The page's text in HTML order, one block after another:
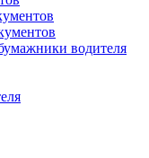
водителя